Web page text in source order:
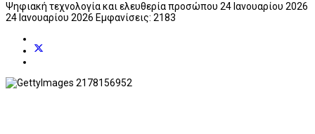
Ψηφιακή τεχνολογία και ελευθερία προσώπου 24 Ιανουαρίου 2026
24 Ιανουαρίου 2026 Εμφανίσεις: 2183